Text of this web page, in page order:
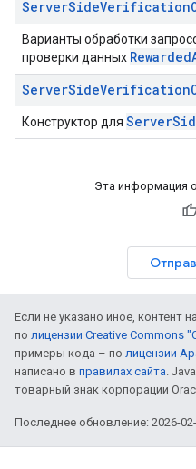
ServerSideVerification
Варианты обработки
проверки данных
ServerSideVerification
Конструктор для
Эта информация
Если не указано иное, контент
по лицензии Creative Commons
примеры кода – по лицензии
написано в правилах сайта.
товарный знак корпорации
Последнее обновление: 2026-